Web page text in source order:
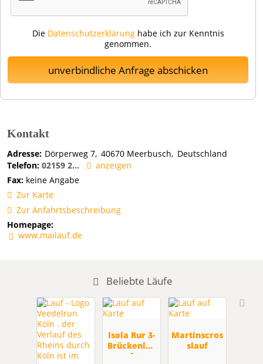
Die Datenschutzerklärunghabe ich zur Kenntnis
genommen.
unverbindliche Anfrage abschicken
Kontakt
Adresse: Dörperweg 7 40670 Meerbusch
Deutschland
Telefon: 02159 2...
anzeigen
Fax: keine Angabe
Zur Karte
Zur Anfahrtsbeschreibung
Homepage:
www.mailauf.de
Beliebte Läufe
Isola Rur 3-
Brückenlau
f
Martinscros
slauf